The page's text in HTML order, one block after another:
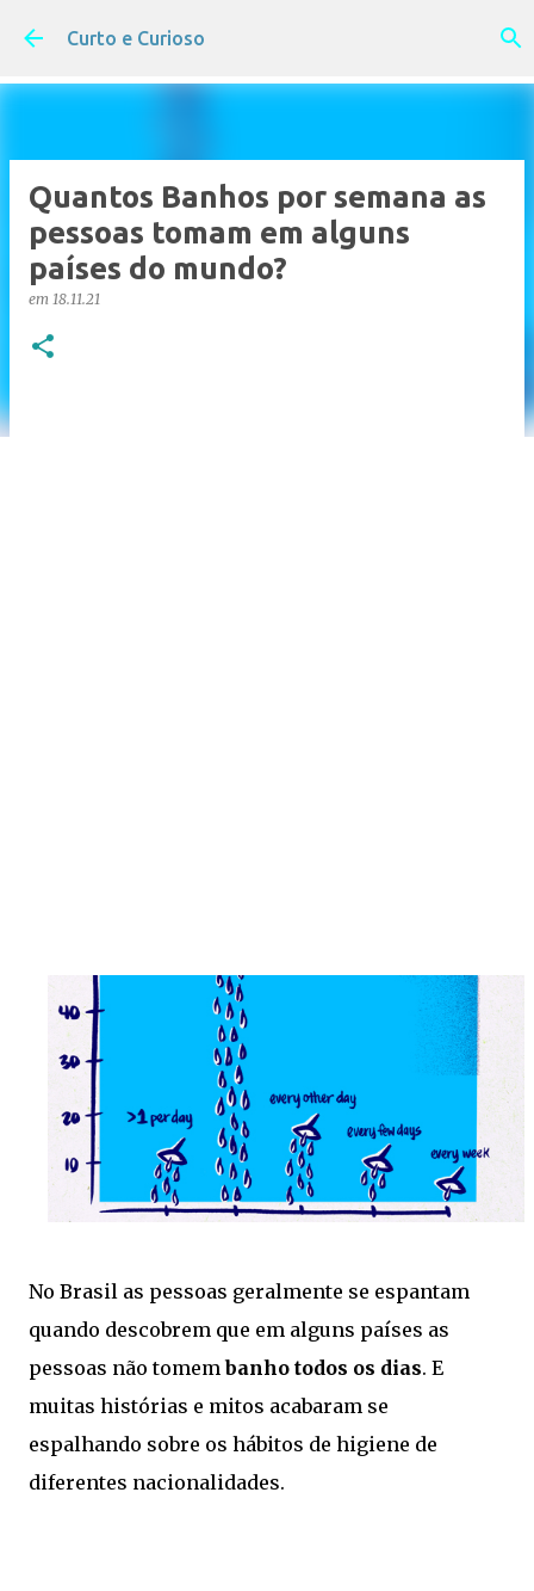
Pular para o conteúdo principal
Curto e Curioso
Quantos Banhos por semana as
pessoas tomam em alguns
países do mundo?
em 18.11.21
No Brasil as pessoas geralmente se espantam
quando descobrem que em alguns países as
pessoas não tomembanho todos os dias. E
muitas histórias e mitos acabaram se
espalhando sobre os hábitos de higiene de
diferentes nacionalidades.